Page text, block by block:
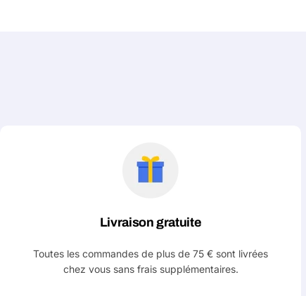
Livraison gratuite
Toutes les commandes de plus de 75 € sont livrées
chez vous sans frais supplémentaires.